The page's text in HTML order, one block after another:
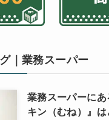
｜業務スーパー
業務スーパーに
キン（むね）』